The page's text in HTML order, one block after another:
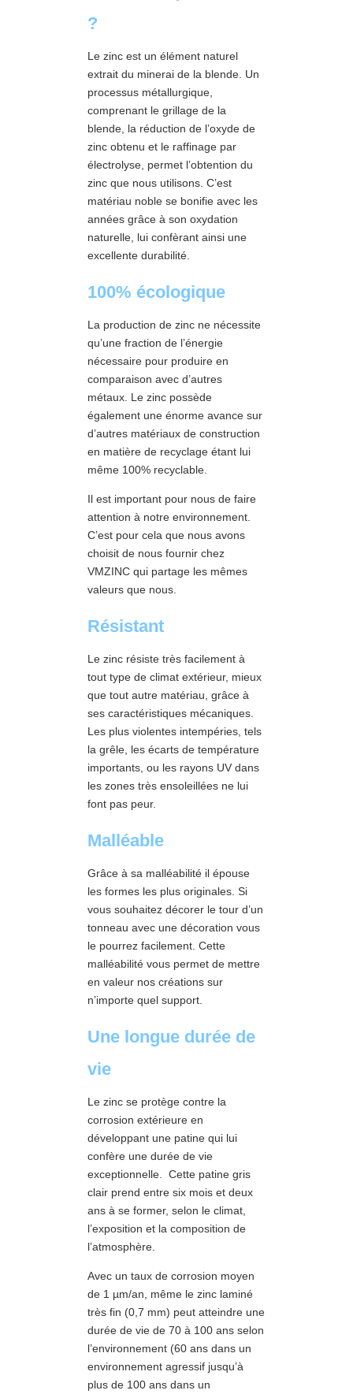
?
Le zinc est un élément naturel
extrait du minerai de la blende. Un
processus métallurgique,
comprenant le grillage de la
blende, la réduction de l’oxyde de
zinc obtenu et le raffinage par
électrolyse, permet l’obtention du
zinc que nous utilisons. C’est
matériau noble se bonifie avec les
années grâce à son oxydation
naturelle, lui confèrant ainsi une
excellente durabilité.
100% écologique
La production de zinc ne nécessite
qu’une fraction de l’énergie
nécessaire pour produire en
comparaison avec d’autres
métaux. Le zinc possède
également une énorme avance sur
d’autres matériaux de construction
en matière de recyclage étant lui
même 100% recyclable.
Il est important pour nous de faire
attention à notre environnement.
C’est pour cela que nous avons
choisit de nous fournir chez
VMZINC qui partage les mêmes
valeurs que nous.
Résistant
Le zinc résiste très facilement à
tout type de climat extérieur, mieux
que tout autre matériau, grâce à
ses caractéristiques mécaniques.
Les plus violentes intempéries, tels
la grêle, les écarts de température
importants, ou les rayons UV dans
les zones très ensoleillées ne lui
font pas peur.
Malléable
Grâce à sa malléabilité il épouse
les formes les plus originales. Si
vous souhaitez décorer le tour d’un
tonneau avec une décoration vous
le pourrez facilement. Cette
malléabilité vous permet de mettre
en valeur nos créations sur
n’importe quel support.
Une longue durée de
vie
Le zinc se protège contre la
corrosion extérieure en
développant une patine qui lui
confère une durée de vie
exceptionnelle. Cette patine gris
clair prend entre six mois et deux
ans à se former, selon le climat,
l’exposition et la composition de
l’atmosphère.
Avec un taux de corrosion moyen
de 1 µm/an, même le zinc laminé
très fin (0,7 mm) peut atteindre une
durée de vie de 70 à 100 ans selon
l’environnement (60 ans dans un
environnement agressif jusqu’à
plus de 100 ans dans un